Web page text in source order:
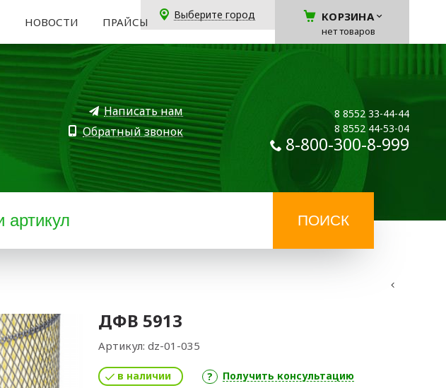
НОВОСТИ ПРАЙСЫ
Выберите город КОРЗИНА
нет товаров
Написать нам
Обратный звонок
8 8552 33-44-44
8 8552 44-53-04
8-800-300-8-999
ДФВ 5913
Артикул: dz-01-035
в наличии Получить консультацию